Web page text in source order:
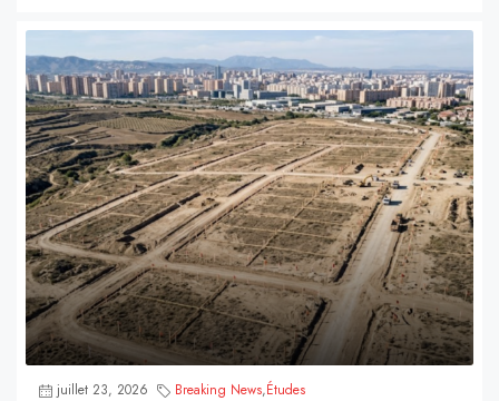
juillet 23, 2026 Breaking News,Études